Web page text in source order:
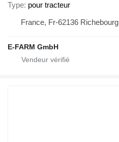
Type pour tracteur
France, Fr-62136 Richebourg
E-FARM GmbH